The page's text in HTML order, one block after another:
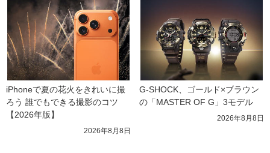
iPhoneで夏の花火をきれいに撮
ろう 誰でもできる撮影のコツ
【2026年版】
2026年8月8日
G-SHOCK、ゴールド×ブラウン
の「MASTER OF G」3モデル
2026年8月8日